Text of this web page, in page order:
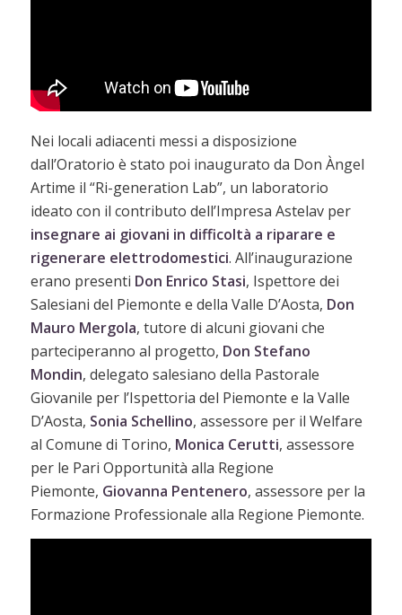
Nei locali adiacenti messi a disposizione
dall’Oratorio è stato poi inaugurato da Don Àngel
Artime il “Ri-generation Lab”, un laboratorio
ideato con il contributo dell’Impresa Astelav per
insegnare ai giovani in difficoltà a riparare e
rigenerare elettrodomestici. All’inaugurazione
erano presenti Don Enrico Stasi, Ispettore dei
Salesiani del Piemonte e della Valle D’Aosta, Don
Mauro Mergola, tutore di alcuni giovani che
parteciperanno al progetto, Don Stefano
Mondin, delegato salesiano della Pastorale
Giovanile per l’Ispettoria del Piemonte e la Valle
D’Aosta, Sonia Schellino, assessore per il Welfare
al Comune di Torino, Monica Cerutti, assessore
per le Pari Opportunità alla Regione
Piemonte, Giovanna Pentenero, assessore per la
Formazione Professionale alla Regione Piemonte.